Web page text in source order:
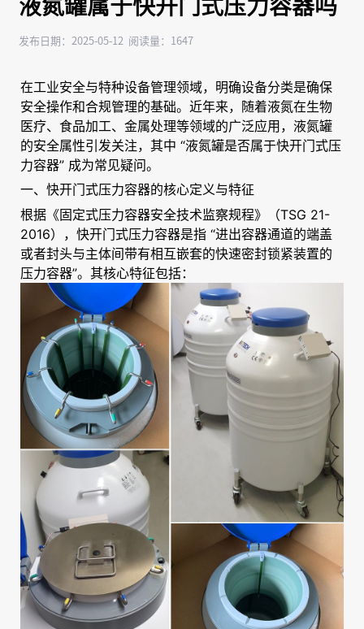
液氮罐属于快开门式压力容器吗
发布日期：2025-05-12 阅读量：1647
在工业安全与特种设备管理领域，明确设备分类是确保
安全操作和合规管理的基础。近年来，随着液氮在生物
医疗、食品加工、金属处理等领域的广泛应用，液氮罐
的安全属性引发关注，其中 “液氮罐是否属于快开门式压
力容器” 成为常见疑问。
一、快开门式压力容器的核心定义与特征
根据《固定式压力容器安全技术监察规程》（TSG 21-
2016），快开门式压力容器是指 “进出容器通道的端盖
或者封头与主体间带有相互嵌套的快速密封锁紧装置的
压力容器”。其核心特征包括：